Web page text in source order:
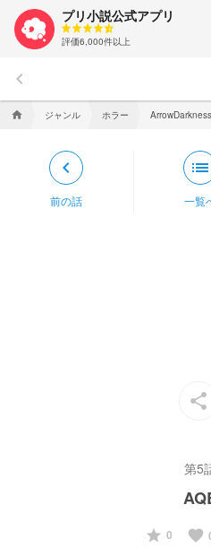
プリ小説公式アプリ
評価6,000件以上
keyboard_arrow_left
home ジャンル ホラー ArrowDarkness
keyboard_arrow_left
前の話
list
一覧
share
第5
start
0 favorite